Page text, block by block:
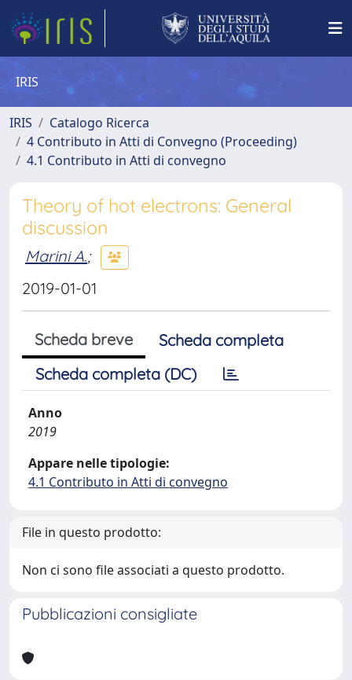
IRIS
IRIS
Catalogo Ricerca
4 Contributo in Atti di Convegno (Proceeding)
4.1 Contributo in Atti di convegno
Theory of hot electrons: General
discussion
Marini A.;
2019-01-01
Scheda breve
Scheda completa
Scheda completa (DC)
Anno
2019
Appare nelle tipologie:
4.1 Contributo in Atti di convegno
File in questo prodotto:
Non ci sono file associati a questo prodotto.
Pubblicazioni consigliate